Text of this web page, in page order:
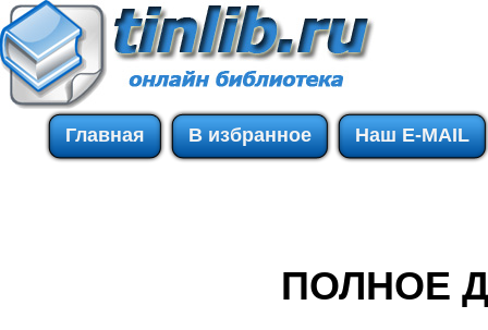
Главная В избранное Наш E-MAIL
ПОЛНОЕ